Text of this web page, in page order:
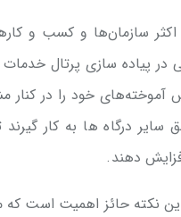
اکثر سازمان‌ها و کسب و
در پیاده سازی پرتال خدمات
آموخته‌های خود را در کنار
سایر درگاه ها به کار
دهند.
این نکته حائز اهمیت است